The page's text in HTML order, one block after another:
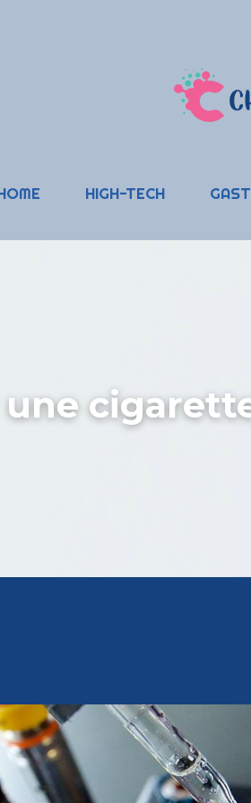
HIGH-TECH